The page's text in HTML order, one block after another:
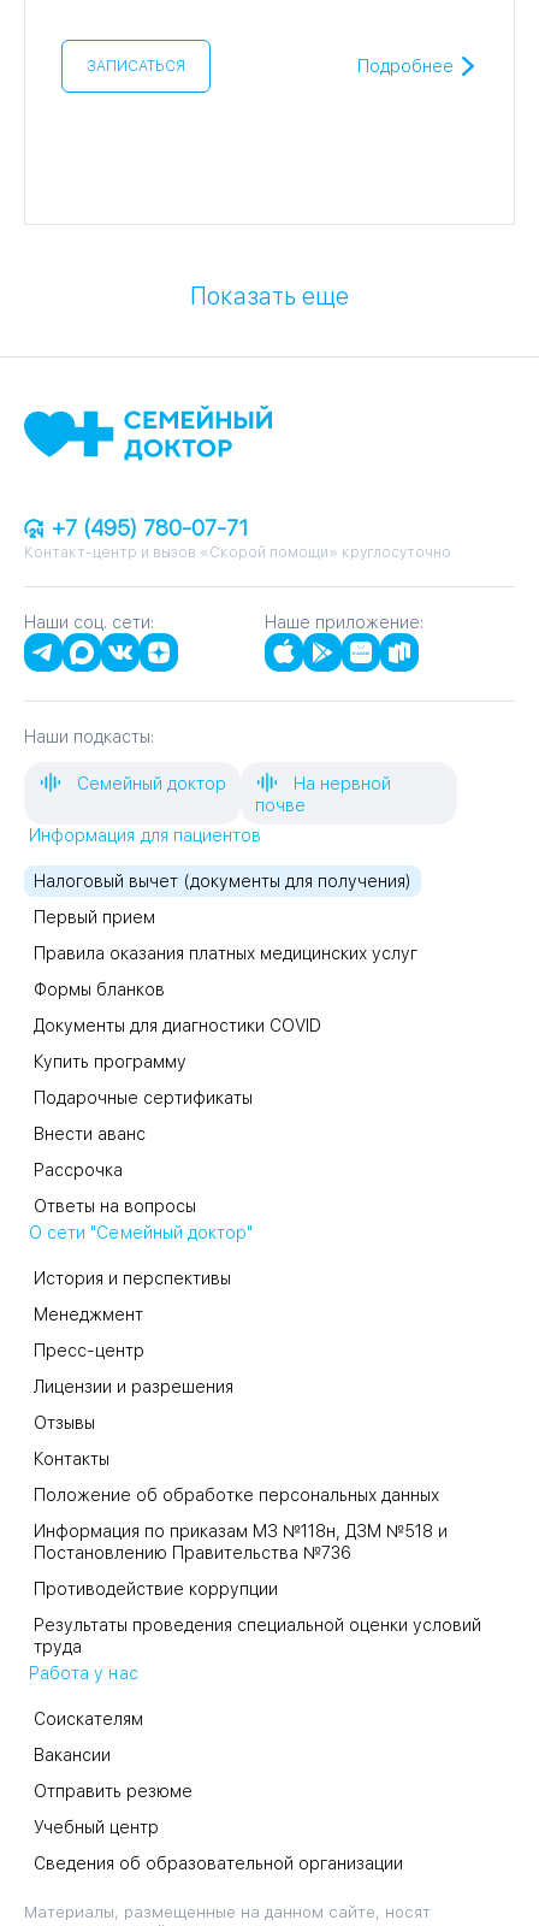
ЗАПИСАТЬСЯ Подробнее
Показать еще
+7 (495) 780-07-71
Контакт-центр и вызов «Скорой помощи» круглосуточно
Наши соц. сети: Наше приложение:
Наши подкасты:
Семейный доктор
На нервной
почве
Информация для пациентов
Налоговый вычет (документы для получения)
Первый прием
Правила оказания платных медицинских услуг
Формы бланков
Документы для диагностики COVID
Купить программу
Подарочные сертификаты
Внести аванс
Рассрочка
Ответы на вопросы
О сети "Семейный доктор"
История и перспективы
Менеджмент
Пресс-центр
Лицензии и разрешения
Отзывы
Контакты
Положение об обработке персональных данных
Информация по приказам МЗ №118н, ДЗМ №518 и
Постановлению Правительства №736
Противодействие коррупции
Результаты проведения специальной оценки условий
труда
Работа у нас
Соискателям
Вакансии
Отправить резюме
Учебный центр
Сведения об образовательной организации
Материалы, размещенные на данном сайте, носят